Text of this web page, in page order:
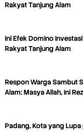
Rakyat Tanjung Alam
Ini Efek Domino
Rakyat Tanjung Alam
Respon Warga Sambut
Alam: Masya Allah, Ini
Padang, Kota yang